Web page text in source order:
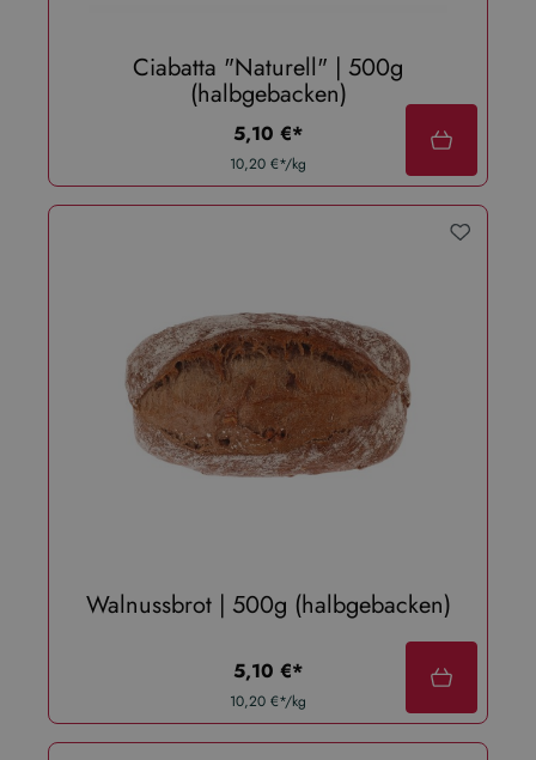
Ciabatta "Naturell" | 500g
(halbgebacken)
regulärer preis:
5,10 €*
10,20 €*/kg
Walnussbrot | 500g (halbgebacken)
regulärer preis:
5,10 €*
10,20 €*/kg